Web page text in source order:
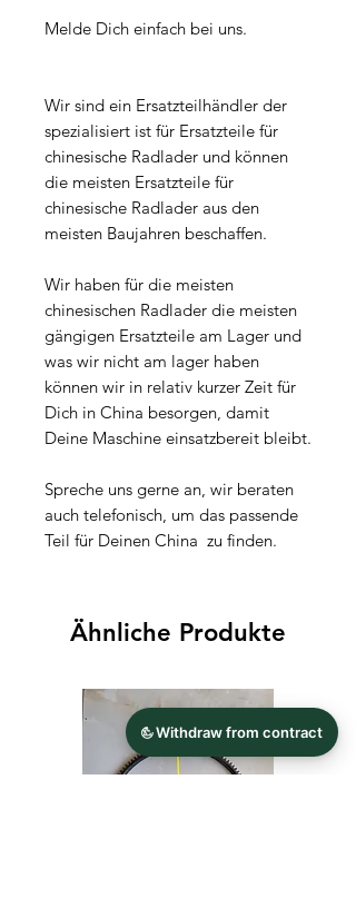
Melde Dich einfach bei uns.
Wir sind ein Ersatzteilhändler der
spezialisiert ist für Ersatzteile für
chinesische Radlader und können
die meisten Ersatzteile für
chinesische Radlader aus den
meisten Baujahren beschaffen.
Wir haben für die meisten
chinesischen Radlader die meisten
gängigen Ersatzteile am Lager und
was wir nicht am lager haben
können wir in relativ kurzer Zeit für
Dich in China besorgen, damit
Deine Maschine einsatzbereit bleibt.
Spreche uns gerne an, wir beraten
auch telefonisch, um das passende
Teil für Deinen China zu finden.
Ähnliche Produkte